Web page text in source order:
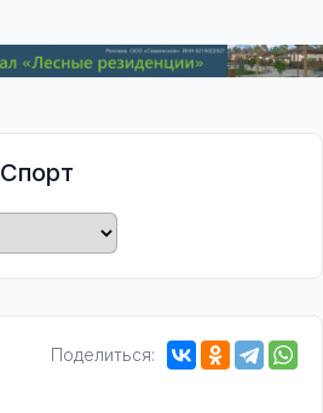
Спорт
Поделиться: